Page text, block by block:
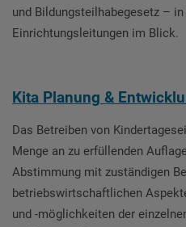
und Bildungsteilhabegesetz –
Einrichtungsleitungen im Blick.
Kita Planung &
Das Betreiben von
Menge an zu erfüllenden
Abstimmung mit zuständigen
betriebswirtschaftlichen
und -möglichkeiten der